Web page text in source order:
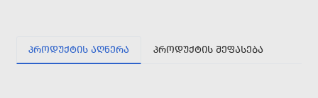
ᲞᲠᲝᲓᲣᲥᲢᲘᲡ ᲐᲦᲬᲔᲠᲐ ᲞᲠᲝᲓᲣᲥᲢᲘᲡ ᲨᲔᲤᲐᲡᲔᲑᲐ